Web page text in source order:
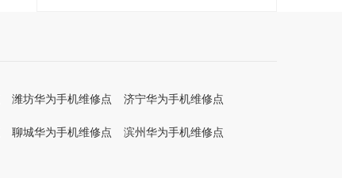
潍坊华为手机维修点 济宁华为手机维修点
聊城华为手机维修点 滨州华为手机维修点